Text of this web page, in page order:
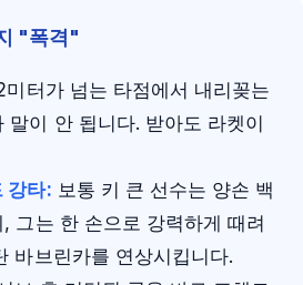
"폭격"
미터가 넘는 타점에서 내리꽂는
말이 안 됩니다. 받아도 라켓이
강타: 보통 키 큰 선수는 양손 백
그는 한 손으로 강력하게 때려
바브린카를 연상시킵니다.